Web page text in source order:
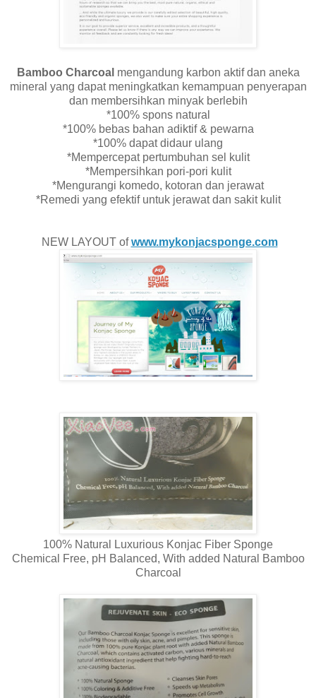
Bamboo Charcoal mengandung karbon aktif dan aneka
mineral yang dapat meningkatkan kemampuan penyerapan
dan membersihkan minyak berlebih
*100% spons natural
*100% bebas bahan adiktif & pewarna
*100% dapat didaur ulang
*Mempercepat pertumbuhan sel kulit
*Mempersihkan pori-pori kulit
*Mengurangi komedo, kotoran dan jerawat
*Remedi yang efektif untuk jerawat dan sakit kulit
NEW LAYOUT ofwww.mykonjacsponge.com
100% Natural Luxurious Konjac Fiber Sponge
Chemical Free, pH Balanced, With added Natural Bamboo
Charcoal